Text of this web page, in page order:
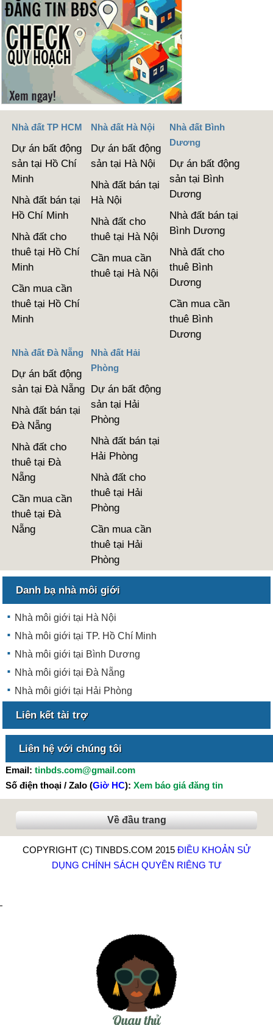
Nhà đất TP HCM
Dự án bất động
sản tại Hồ Chí
Minh
Nhà đất bán tại
Hồ Chí Minh
Nhà đất cho
thuê tại Hồ Chí
Minh
Cần mua cần
thuê tại Hồ Chí
Minh
Nhà đất Hà Nội
Dự án bất động
sản tại Hà Nội
Nhà đất bán tại
Hà Nội
Nhà đất cho
thuê tại Hà Nội
Cần mua cần
thuê tại Hà Nội
Nhà đất Bình
Dương
Dự án bất động
sản tại Bình
Dương
Nhà đất bán tại
Bình Dương
Nhà đất cho
thuê Bình
Dương
Cần mua cần
thuê Bình
Dương
Nhà đất Đà Nẵng
Dự án bất động
sản tại Đà Nẵng
Nhà đất bán tại
Đà Nẵng
Nhà đất cho
thuê tại Đà
Nẵng
Cần mua cần
thuê tại Đà
Nẵng
Nhà đất Hải
Phòng
Dự án bất động
sản tại Hải
Phòng
Nhà đất bán tại
Hải Phòng
Nhà đất cho
thuê tại Hải
Phòng
Cần mua cần
thuê tại Hải
Phòng
Danh bạ nhà môi giới
Nhà môi giới tại Hà Nội
Nhà môi giới tại TP. Hồ Chí Minh
Nhà môi giới tại Bình Dương
Nhà môi giới tại Đà Nẵng
Nhà môi giới tại Hải Phòng
Liên kết tài trợ
Liên hệ với chúng tôi
Email: tinbds.com@gmail.com
Số điện thoại / Zalo (Giờ HC): Xem báo giá đăng tin
Về đầu trang
COPYRIGHT (C) TINBDS.COM 2015 ĐIỀU KHOẢN SỬ
DỤNG CHÍNH SÁCH QUYỀN RIÊNG TƯ